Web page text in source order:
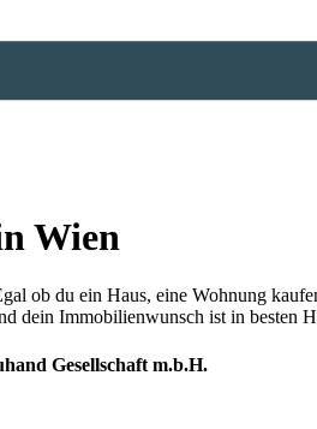
Wien
ob du ein Haus, eine Wohnung
dein Immobilienwunsch ist in besten
Gesellschaft m.b.H.